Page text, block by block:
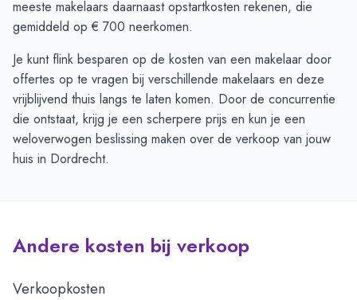
meeste makelaars daarnaast opstartkosten rekenen, die
gemiddeld op € 700 neerkomen.
Je kunt flink besparen op de kosten van een makelaar door
offertes op te vragen bij verschillende makelaars en deze
vrijblijvend thuis langs te laten komen. Door de concurrentie
die ontstaat, krijg je een scherpere prijs en kun je een
weloverwogen beslissing maken over de verkoop van jouw
huis in Dordrecht.
Andere kosten bij verkoop
Verkoopkosten